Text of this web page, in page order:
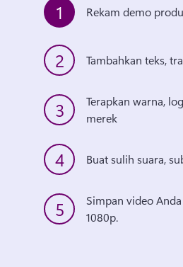
1 Rekam demo
2 Tambahkan teks,
3
Terapkan warna,
merek
4 Buat sulih suara,
5
Simpan video